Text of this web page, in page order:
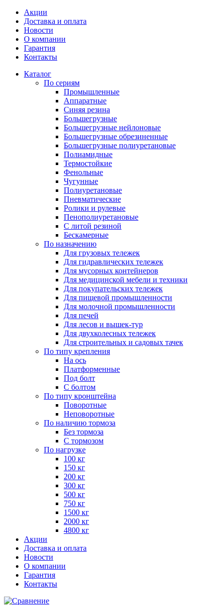
Акции
Доставка и оплата
Новости
О компании
Гарантия
Контакты
Каталог
По сериям
Промышленные
Аппаратные
Синяя резина
Большегрузные
Большегрузные нейлоновые
Большегрузные обрезиненные
Большегрузные полиуретановые
Полиамидные
Термостойкие
Фенольные
Чугунные
Полиуретановые
Пневматические
Ролики и рулевые
Пенополиуретановые
С литой резиной
Бескамерные
По назначению
Для грузовых тележек
Для гидравлических тележек
Для мусорных контейнеров
Для медицинской мебели и техники
Для покупательских тележек
Для пищевой промышленности
Для молочной промышленности
Для печей
Для лесов и вышек-тур
Для двухколесных тележек
Для строительных и садовых тачек
По типу крепления
На ось
Платформенные
Под болт
С болтом
По типу кронштейна
Поворотные
Неповоротные
По наличию тормоза
Без тормоза
С тормозом
По нагрузке
100 кг
150 кг
200 кг
300 кг
500 кг
750 кг
1500 кг
2000 кг
4800 кг
Акции
Доставка и оплата
Новости
О компании
Гарантия
Контакты